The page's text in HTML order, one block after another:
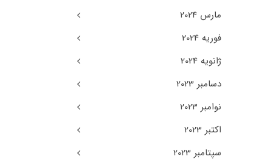
مارس 2024
فوریه 2024
ژانویه 2024
دسامبر 2023
نوامبر 2023
اکتبر 2023
سپتامبر 2023